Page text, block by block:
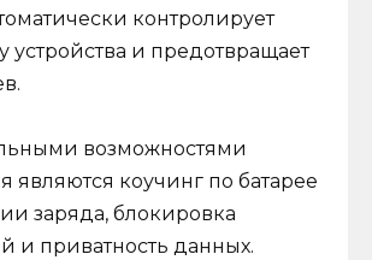
контролирует
устройства и предотвращает
возможностями
являются коучинг по батарее
заряда, блокировка
и приватность данных.